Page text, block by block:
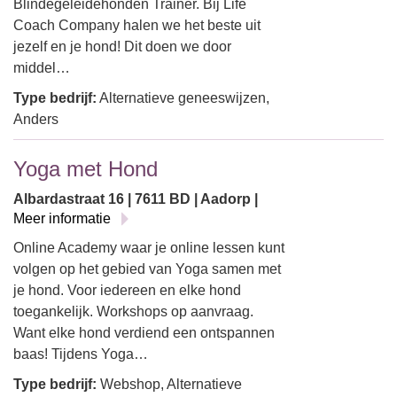
Blindegeleidehonden Trainer. Bij Life
Coach Company halen we het beste uit
jezelf en je hond! Dit doen we door
middel…
Type bedrijf: Alternatieve geneeswijzen,
Anders
Yoga met Hond
Albardastraat 16 | 7611 BD | Aadorp |
Meer informatie
Online Academy waar je online lessen kunt
volgen op het gebied van Yoga samen met
je hond. Voor iedereen en elke hond
toegankelijk. Workshops op aanvraag.
Want elke hond verdiend een ontspannen
baas! Tijdens Yoga…
Type bedrijf: Webshop, Alternatieve